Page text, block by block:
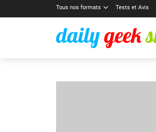
Tous nos formats Tests et Avis